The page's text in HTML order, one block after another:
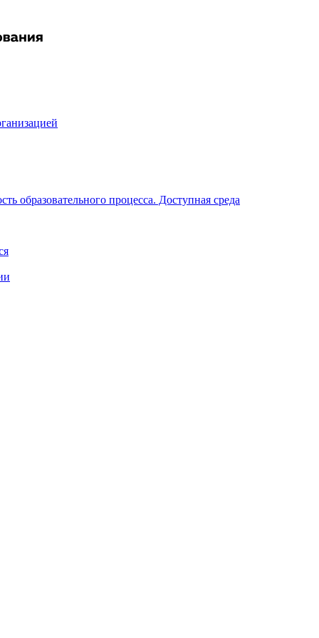
образовательного процесса. Доступная среда